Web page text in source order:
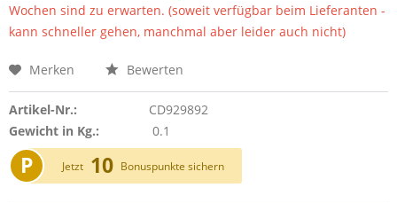
Wochen sind zu erwarten. (soweit verfügbar beim Lieferanten -
kann schneller gehen, manchmal aber leider auch nicht)
Merken Bewerten
Artikel-Nr.:
CD929892
Gewicht in Kg.:
0.1
P Jetzt 10 Bonuspunkte sichern